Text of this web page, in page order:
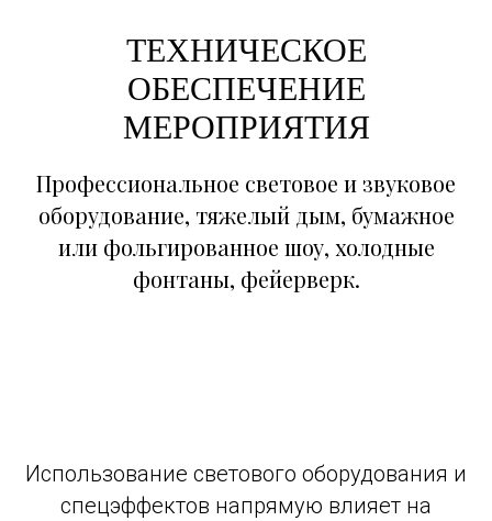
ТЕХНИЧЕСКОЕ
ОБЕСПЕЧЕНИЕ
МЕРОПРИЯТИЯ
Профессиональное световое и звуковое
оборудование, тяжелый дым, бумажное
или фольгированное шоу, холодные
фонтаны, фейерверк.
Использование светового оборудования и
спецэффектов напрямую влияет на